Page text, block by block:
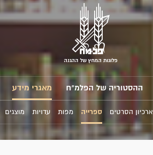
פלוגות המחץ של ההגנה
ההסטוריה של הפלמ"ח מאגרי מידע
ארכיון הסרטים ספרייה מפות עדויות מוצגים